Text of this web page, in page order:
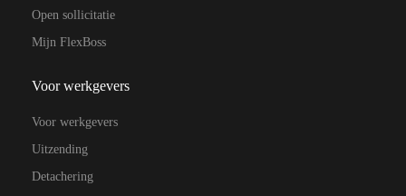
Open sollicitatie
Mijn FlexBoss
Voor werkgevers
Voor werkgevers
Uitzending
Detachering